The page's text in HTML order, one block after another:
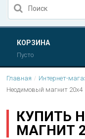
КОРЗИНА
Пусто
Главная Интернет-
Неодимовый магнит 20х4
КУПИТЬ
МАГНИТ